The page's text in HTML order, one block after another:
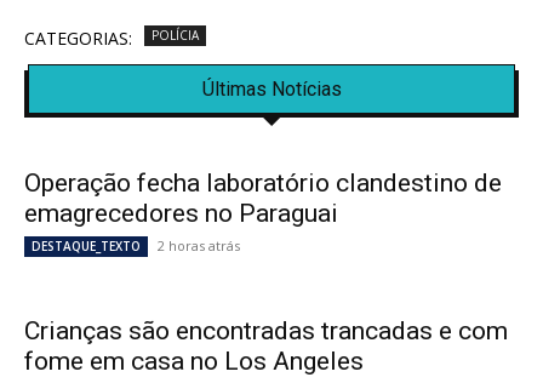
CATEGORIAS: POLÍCIA
Últimas Notícias
Operação fecha laboratório clandestino de
emagrecedores no Paraguai
DESTAQUE_TEXTO 2 horas atrás
Crianças são encontradas trancadas e com
fome em casa no Los Angeles